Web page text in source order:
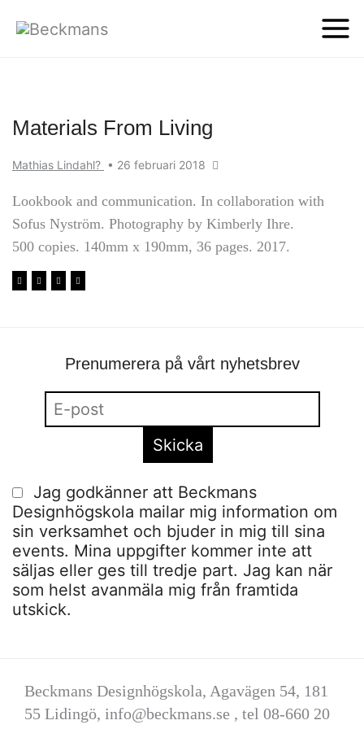
Materials From Living
Mathias Lindahl? • 26 februari 2018
Lookbook and communication. In collaboration with
Sofus Nyström. Photography by Kimberly Ihre.
500 copies. 140mm x 190mm, 36 pages. 2017.
Prenumerera på vårt nyhetsbrev
Jag godkänner att Beckmans
Designhögskola mailar mig information om
sin verksamhet och bjuder in mig till sina
events. Mina uppgifter kommer inte att
säljas eller ges till tredje part. Jag kan när
som helst avanmäla mig från framtida
utskick.
Beckmans Designhögskola, Agavägen 54, 181
55 Lidingö, info@beckmans.se , tel 08-660 20